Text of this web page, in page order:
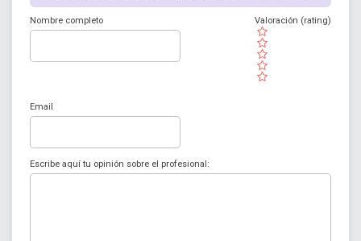
Nombre completo
( )
( )
( )
( )
( )
Valoración (rating)
Email
Escribe aquí tu opinión sobre el profesional: